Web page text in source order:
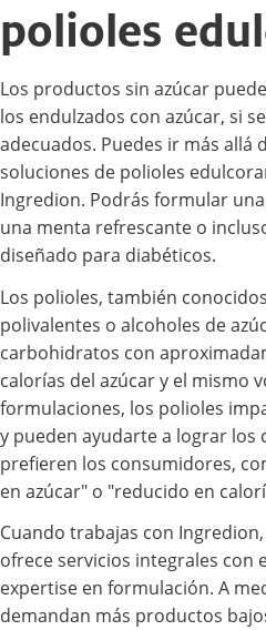
polioles
Los productos sin azúcar
los endulzados con azúcar, si
adecuados. Puedes ir más allá
soluciones de polioles
Ingredion. Podrás formular
una menta refrescante o
diseñado para diabéticos.
Los polioles, también
polivalentes o alcoholes de
carbohidratos con
calorías del azúcar y el mismo
formulaciones, los polioles
y pueden ayudarte a lograr los
prefieren los consumidores,
en azúcar" o "reducido en
Cuando trabajas con
ofrece servicios integrales con
expertise en formulación. A
demandan más productos